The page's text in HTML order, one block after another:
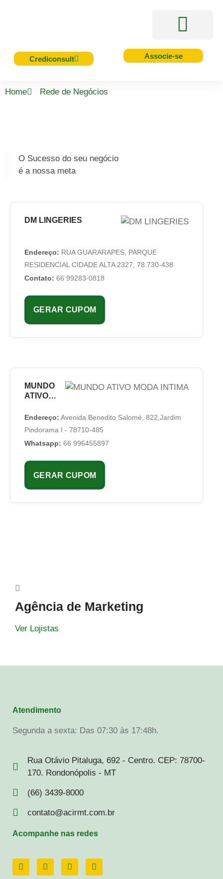
Crediconsult
Associe-se
Home Rede de Negócios
O Sucesso do seu negócio
é a nossa meta
DM LINGERIES
Endereço: RUA GUARARAPES, PARQUE
RESIDENCIAL CIDADE ALTA 2327, 78.730-438
Contato: 66 99283-0818
GERAR CUPOM
MUNDO
ATIVO
INTIMA
Endereço: Avenida Benedito Salomé, 822,Jardim
Pindorama I - 78710-485
Whatsapp: 66 996455897
GERAR CUPOM
Agência de Marketing
Ver Lojistas
Atendimento
Segunda a sexta: Das 07:30 às 17:48h.
Rua Otávio Pitaluga, 692 - Centro. CEP: 78700-
170. Rondonópolis - MT
(66) 3439-8000
contato@acirmt.com.br
Acompanhe nas redes